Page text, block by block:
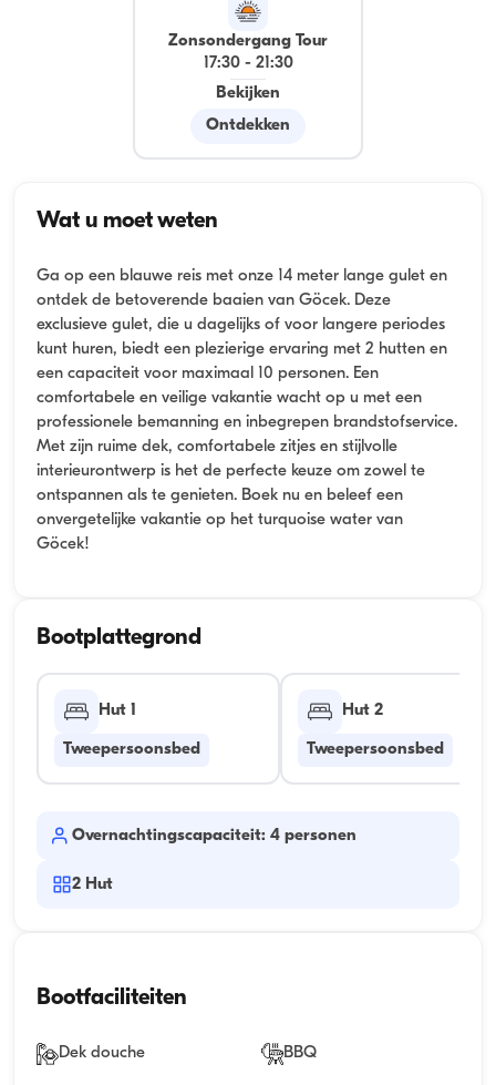
Zonsondergang Tour
17:30- 21:30
Bekijken
Ontdekken
Wat u moet weten
Ga op een blauwe reis met onze 14 meter lange gulet en
ontdek de betoverende baaien van Göcek. Deze
exclusieve gulet, die u dagelijks of voor langere periodes
kunt huren, biedt een plezierige ervaring met 2 hutten en
een capaciteit voor maximaal 10 personen. Een
comfortabele en veilige vakantie wacht op u met een
professionele bemanning en inbegrepen brandstofservice.
Met zijn ruime dek, comfortabele zitjes en stijlvolle
interieurontwerp is het de perfecte keuze om zowel te
ontspannen als te genieten. Boek nu en beleef een
onvergetelijke vakantie op het turquoise water van
Göcek!
Bootplattegrond
Hut 1
Tweepersoonsbed
Hut 2
Tweepersoonsbed
Overnachtingscapaciteit: 4 personen
2 Hut
Bootfaciliteiten
Dek douche BBQ